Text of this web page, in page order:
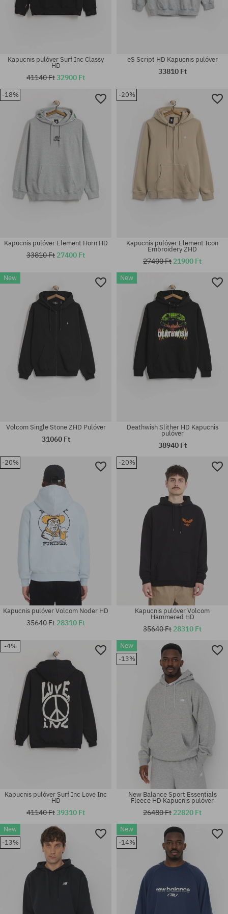
Elérhető méretek:
Elérhető méretek:
Elérhető méretek:
S; M; L; XXL
Kapucnis pulóver Surf Inc Classy
HD
41140 Ft32900 Ft
Elérhető méretek:
M; L; XL; XXL
eS Script HD Kapucnis pulóver
33810 Ft
-18%
Elérhető méretek:
Kapucnis pulóver Element Horn HD
33810 Ft 27400 Ft
-20%
Elérhető méretek:
Kapucnis pulóver Element Icon
Embroidery ZHD
27400 Ft 21900 Ft
New
Elérhető méretek:
Volcom Single Stone ZHD Pulóver
31060 Ft
New
Elérhető méretek:
M; L; XL
Deathwish Slither HD Kapucnis
pulóver
38940 Ft
-20%
Elérhető méretek:
M
Kapucnis pulóver Volcom Noder HD
35640 Ft 28310 Ft
-20%
Elérhető méretek:
M
Kapucnis pulóver Volcom
Hammered HD
35640 Ft 28310 Ft
-4%
Kapucnis pulóver Surf Inc Love Inc
HD
41140 Ft39310 Ft
New
-13%
New Balance Sport Essentials
Fleece HD Kapucnis pulóver
26480 Ft 22820 Ft
New
-13%
New
-14%